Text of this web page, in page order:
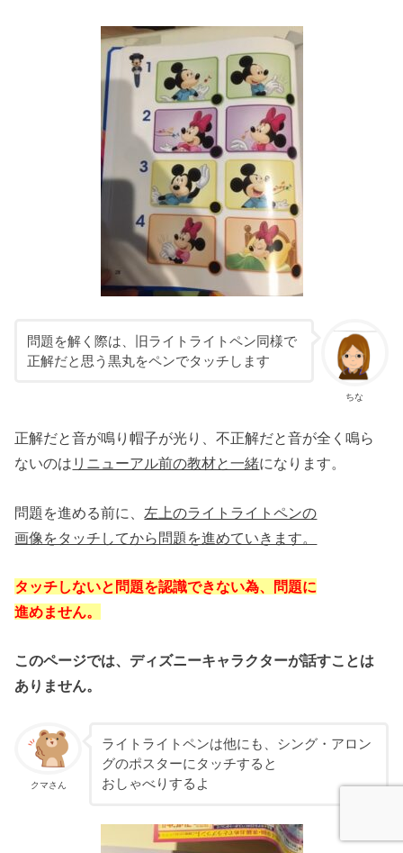
ちな
問題を解く際は、旧ライトライトペン同様で
正解だと思う黒丸をペンでタッチします
正解だと音が鳴り帽子が光り、不正解だと音が全く鳴ら
ないのは リニューアル前の教材と一緒になります。
問題を進める前に、 左上のライトライトペンの
画像をタッチしてから問題を進めていきます。
タッチしないと問題を認識できない為、問題に
進めません。
このページでは、ディズニーキャラクターが話すことは
ありません。
クマさん
ライトライトペンは他にも、シング・アロン
グのポスターにタッチすると
おしゃべりするよ